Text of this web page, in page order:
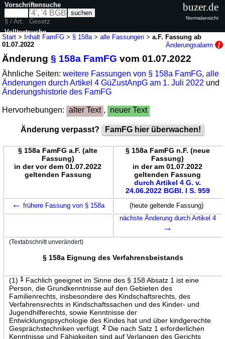
Start > Inhalt FamFG > § 158a >alle Fassungen >a.F. Fassung ab
01.07.2022
Änderungsalarm
Änderung§ 158a FamFG vom 01.07.2022
Ähnliche Seiten:weitere Fassungen von § 158a FamFG,alle
Änderungen durch Artikel 4 GüZustAnpG am 1. Juli 2022 und
Änderungshistorie des FamFG
Hervorhebungen: alter Text , neuer Text
Änderung verpasst? FamFG hier überwachen!
§ 158a FamFG a.F. (alte
Fassung)
in der vor dem 01.07.2022
geltenden Fassung
§ 158a FamFG n.F. (neue
Fassung)
in der am 01.07.2022
geltenden Fassung
durch Artikel 4 G. v.
24.06.2022 BGBl. I S. 959
← frühere Fassung von § 158a
(heute geltende Fassung)
nächste Änderung durch Artikel 4
→
(Textabschnitt unverändert)
§ 158a Eignung des Verfahrensbeistands
(1) 1Fachlich geeignet im Sinne des § 158 Absatz 1 ist eine
Person, die Grundkenntnisse auf den Gebieten des
Familienrechts, insbesondere des Kindschaftsrechts, des
Verfahrensrechts in Kindschaftssachen und des Kinder- und
Jugendhilferechts, sowie Kenntnisse der
Entwicklungspsychologie des Kindes hat und über kindgerechte
Gesprächstechniken verfügt.
2Die nach Satz 1 erforderlichen
Kenntnisse und Fähigkeiten sind auf Verlangen des Gerichts
Vorschriftensuche
§ / Art.
Gesetz
Volltextsuche
buzer.de
Normalansicht